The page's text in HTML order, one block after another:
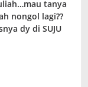
tanya
nongol lagi??
dy di SUJU